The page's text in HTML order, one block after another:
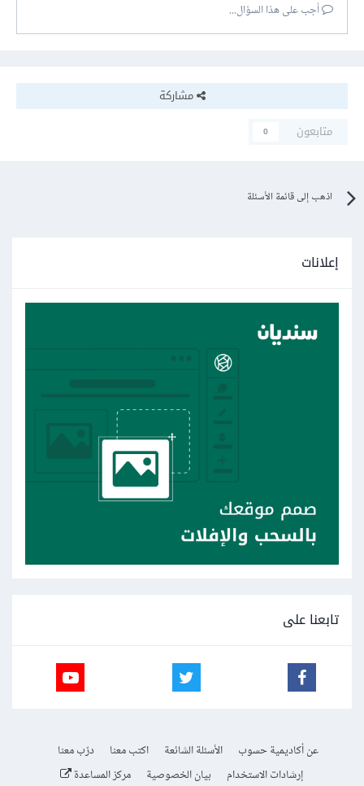
أجب على هذا السؤال...
مشاركة
متابعون
0
اذهب إلى قائمة الأسئلة
إعلانات
تابعنا على
عن أكاديمية حسوب الأسئلة الشائعة اكتب معنا
درّب معنا
إرشادات الاستخدام
بيان الخصوصية مركز المساعدة